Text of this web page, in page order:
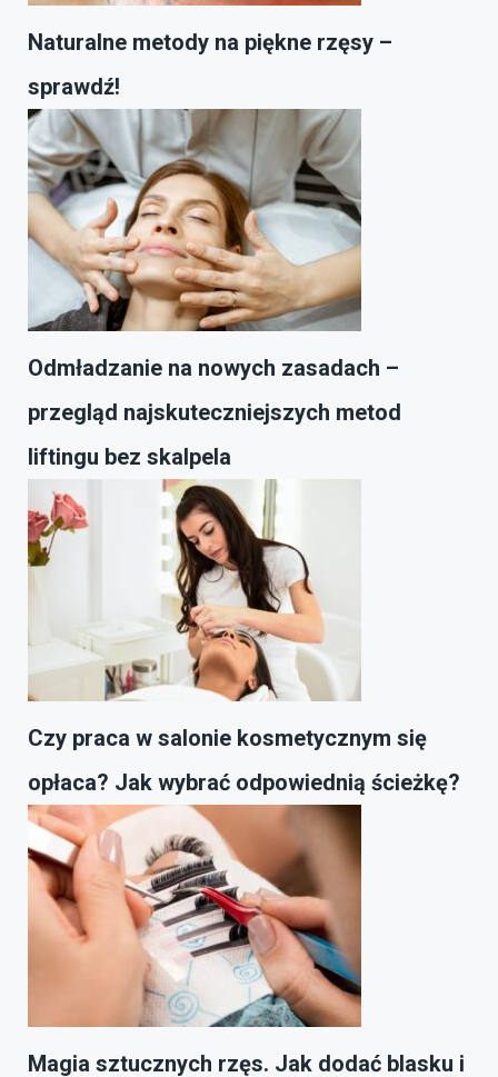
Naturalne metody na piękne rzęsy –
sprawdź!
Odmładzanie na nowych zasadach –
przegląd najskuteczniejszych metod
liftingu bez skalpela
Czy praca w salonie kosmetycznym się
opłaca? Jak wybrać odpowiednią ścieżkę?
Magia sztucznych rzęs. Jak dodać blasku i